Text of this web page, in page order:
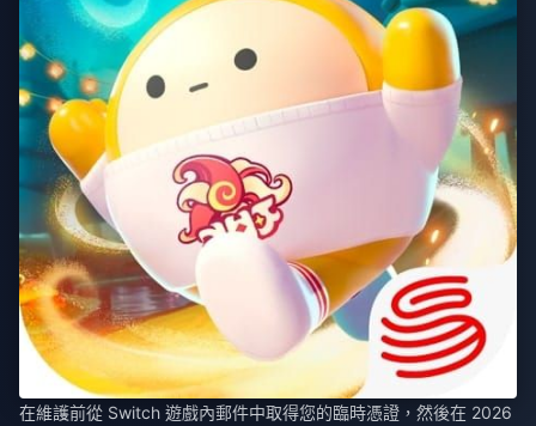
在維護前從 Switch 遊戲內郵件中取得您的臨時憑證，然後在 2026